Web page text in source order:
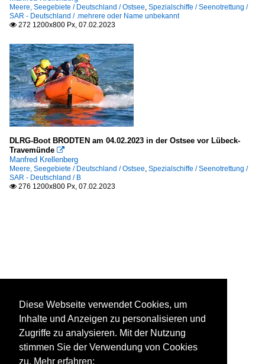
Meere, Seegebiete / Deutschland / Ostsee, Spezialschiffe / Seenotrettung /
SAR - Deutschland / .mehrere oder Name unbekannt
 272 1200x800 Px, 07.02.2023
DLRG-Boot BRODTEN am 04.02.2023 in der Ostsee vor Lübeck-
Travemünde 
Manfred Krellenberg
Meere, Seegebiete / Deutschland / Ostsee, Spezialschiffe / Seenotrettung /
SAR - Deutschland / B
 276 1200x800 Px, 07.02.2023
Diese Webseite verwendet Cookies, um
Inhalte und Anzeigen zu personalisieren und
Zugriffe zu analysieren. Mit der Nutzung
stimmen Sie der Verwendung von Cookies
zu. Mehr erfahren: